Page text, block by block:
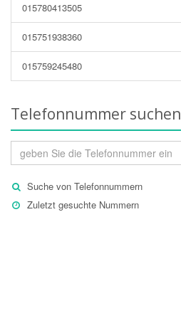
015780413505
015751938360
015759245480
Telefonnummer suchen
Suche von Telefonnummern
Zuletzt gesuchte Nummern